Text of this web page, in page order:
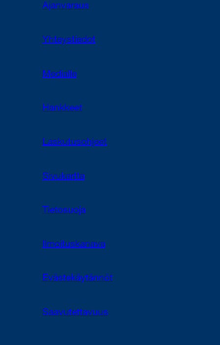
Ajanvaraus
Yhteystiedot
Medialle
Hankkeet
Laskutusohjeet
Sivukartta
Tietosuoja
Ilmoituskanava
Evästekäytännöt
Saavutettavuus